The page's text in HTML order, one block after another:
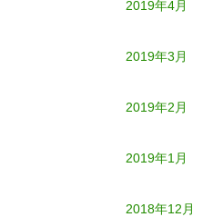
2019年4月
2019年3月
2019年2月
2019年1月
2018年12月